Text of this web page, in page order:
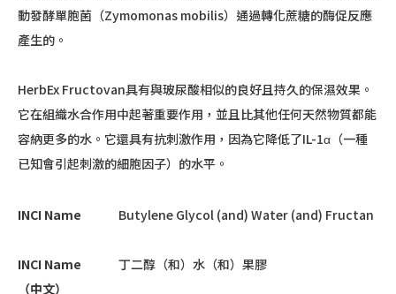
動發酵單胞菌（Zymomonas mobilis）通過轉化蔗糖的酶促反應
產生的。
HerbEx Fructovan具有與玻尿酸相似的良好且持久的保濕效果。
它在組織水合作用中起著重要作用，並且比其他任何天然物質都能
容納更多的水。它還具有抗刺激作用，因為它降低了IL-1α（一種
已知會引起刺激的細胞因子）的水平。
INCI Name Butylene Glycol (and) Water (and) Fructan
INCI Name
（中文）
丁二醇（和）水（和）果膠